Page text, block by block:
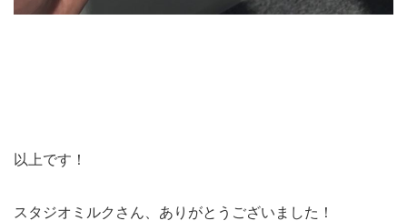
以上です！
スタジオミルクさん、ありがとうございました！